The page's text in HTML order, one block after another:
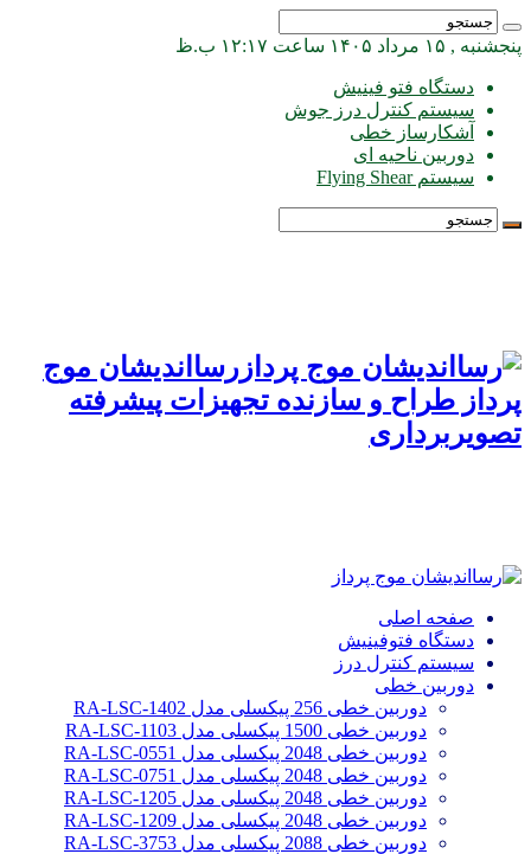
پنجشنبه , ۱۵ مرداد ۱۴۰۵ ساعت ۱۲:۱۷ ب.ظ
دستگاه فتو فینیش
سیستم کنترل درز جوش
آشکارساز خطی
دوربین ناحیه ای
سیستم Flying Shear
رسااندیشان موج
پرداز طراح و سازنده تجهیزات پیشرفته
تصویربرداری
صفحه اصلی
دستگاه فتوفینیش
سیستم کنترل درز
دوربین خطی
دوربین خطی 256 پیکسلی مدل RA-LSC-1402
دوربین خطی 1500 پیکسلی مدل RA-LSC-1103
دوربین خطی 2048 پیکسلی مدل RA-LSC-0551
دوربین خطی 2048 پیکسلی مدل RA-LSC-0751
دوربین خطی 2048 پیکسلی مدل RA-LSC-1205
دوربین خطی 2048 پیکسلی مدل RA-LSC-1209
دوربین خطی 2088 پیکسلی مدل RA-LSC-3753